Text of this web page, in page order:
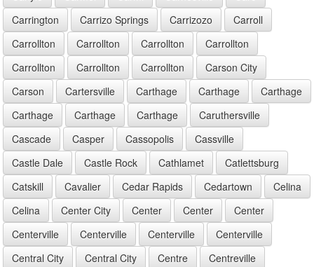
Carrington
Carrizo Springs Carrizozo
Carroll
Carrollton
Carrollton Carrollton
Carrollton
Carrollton
Carrollton Carrollton
Carson City
Carson
Cartersville Carthage Carthage
Carthage
Carthage
Carthage Carthage
Caruthersville
Cascade
Casper Cassopolis
Cassville
Castle Dale
Castle Rock Cathlamet
Catlettsburg
Catskill
Cavalier Cedar Rapids Cedartown
Celina
Celina
Center City Center Center
Center
Centerville
Centerville Centerville
Centerville
Central City
Central City Centre
Centreville